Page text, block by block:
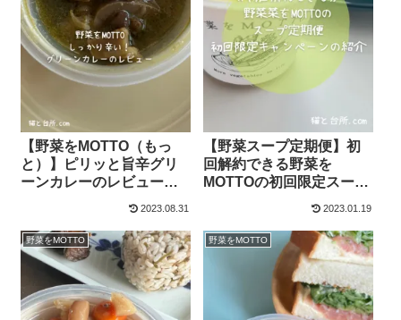
【野菜をMOTTO（もっ
と）】ピリッと旨辛グリ
ーンカレーのレビュー
2023.08.31
【野菜スープ定期便】初
回解約できる野菜を
MOTTOの初回限定スープ
2023.01.19
野菜をMOTTO 野菜をMOTTO